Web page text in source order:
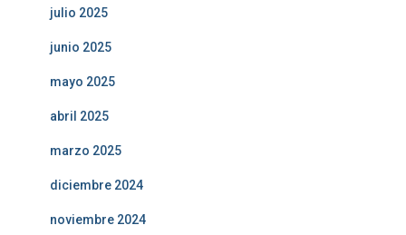
julio 2025
junio 2025
mayo 2025
abril 2025
marzo 2025
diciembre 2024
noviembre 2024